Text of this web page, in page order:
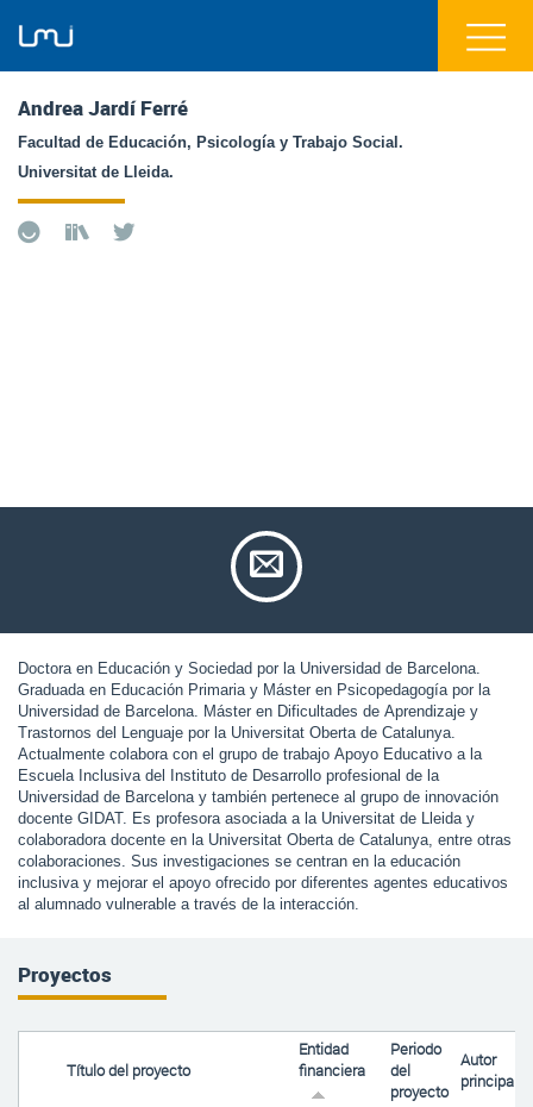
Andrea Jardí Ferré
Facultad de Educación, Psicología y Trabajo Social.
Universitat de Lleida.
Doctora en Educación y Sociedad por la Universidad de Barcelona.
Graduada en Educación Primaria y Máster en Psicopedagogía por la
Universidad de Barcelona. Máster en Dificultades de Aprendizaje y
Trastornos del Lenguaje por la Universitat Oberta de Catalunya.
Actualmente colabora con el grupo de trabajo Apoyo Educativo a la
Escuela Inclusiva del Instituto de Desarrollo profesional de la
Universidad de Barcelona y también pertenece al grupo de innovación
docente GIDAT. Es profesora asociada a la Universitat de Lleida y
colaboradora docente en la Universitat Oberta de Catalunya, entre otras
colaboraciones. Sus investigaciones se centran en la educación
inclusiva y mejorar el apoyo ofrecido por diferentes agentes educativos
al alumnado vulnerable a través de la interacción.
Proyectos
Título del proyecto
Entidad
financiera
Periodo
del
proyecto
Autor
principal